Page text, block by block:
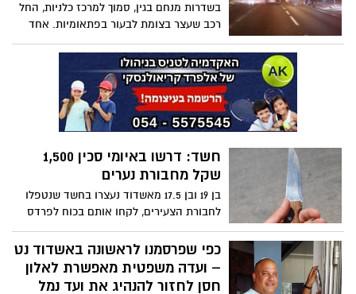
בשדרות מנחם בגין, סמוך למרכז כלניות, החל
רכב שעצר בצומת לבעור בפתאומיות. אחד
מעדי הראיה סיפר לאשדוד נט כי הוא נסע
מאחורי הרכב, כאשר פתאום הוא התחיל
לראות עשן כבד עולה מהרכב. בעל הרכב
הצליח לצאת מרכבו ובעזרת מטף הצליח
למנוע את בעירת כל הרכב. לוחמי אש מתחנת
הכיבוי באשדוד הגיעו למקום וכיבו את האש
כשל טכני
חשד: דרשו באיומי סכין 1,500
שקל מחבורת נערים
בן 19 ובן 17.5 מאשדוד נעצרו בחשד שנטפלו
לחבורת הצעירים, לקחו אותם בכוח לפרדס
ואז דרשו כסף. רק לאחר שאחד הנערים נסע
לביתו ולקח 1,200 שקל מסבו, הם הסכימו
לשחררם
כפי שפרסמנו לראשונה באשדוד נט
– ועדה משפטית מאפשרת לאלון
חסן לחזור להנהיג את ועד נמל